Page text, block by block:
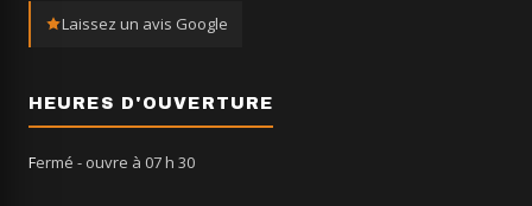
Laissez un avis Google
HEURES D'OUVERTURE
Fermé - ouvre à 07 h 30